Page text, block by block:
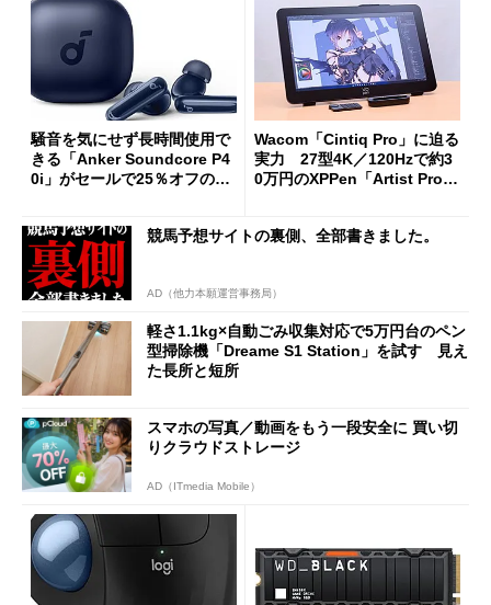
騒音を気にせず長時間使用で
きる「Anker Soundcore P4
0i」がセールで25％オフの59
Wacom「Cintiq Pro」に迫る
実力 27型4K／120Hzで約3
0万円のXPPen「Artist Pro 2
競馬予想サイトの裏側、全部書きました。
AD（他力本願運営事務局）
軽さ1.1kg×自動ごみ収集対応で5万円台のペン
型掃除機「Dreame S1 Station」を試す 見え
た長所と短所
スマホの写真／動画をもう一段安全に 買い切
りクラウドストレージ
AD（ITmedia Mobile）